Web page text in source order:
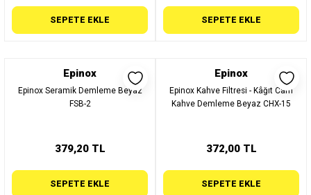
SEPETE EKLE SEPETE EKLE
Epinox
Epinox Seramik Demleme Beyaz
FSB-2
379,20 TL
SEPETE EKLE
Epinox
Epinox Kahve Filtresi - Kâğıt Cam
Kahve Demleme Beyaz CHX-15
372,00 TL
SEPETE EKLE